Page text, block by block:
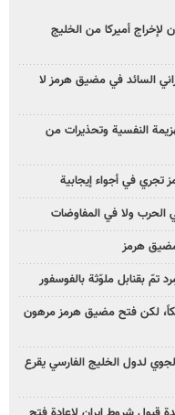
لإخراج أميركا من الخليج
السائد في مضيق هرمز لا
النفسية وتحذيرات من
في أجواء إيجابية
الحرب ولا في المفاوضات
هرمز
تمّ بقنابل ملوّثة بالفوسفور
لكن فتح مضيق هرمز مرهون
لدول الخليج الفارسي يقرع